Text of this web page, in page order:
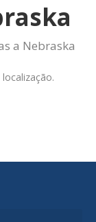
a Nebraska